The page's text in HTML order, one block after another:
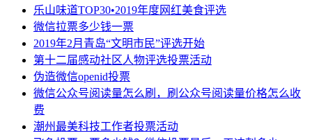
乐山味道TOP30•2019年度网红美食评选
微信拉票多少钱一票
2019年2月青岛“文明市民”评选开始
第十二届感动社区人物评选投票活动
伪造微信openid投票
微信公众号阅读量怎么刷，刷公众号阅读量价格怎么收
费
潮州最美科技工作者投票活动